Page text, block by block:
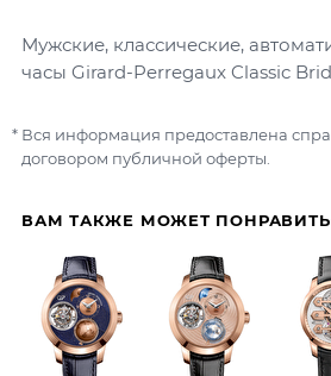
Мужские, классические,
часы Girard-Perregaux Classic
ВАМ ТАКЖЕ МОЖЕТ
Вся информация предоставлена
договором публичной оферты.